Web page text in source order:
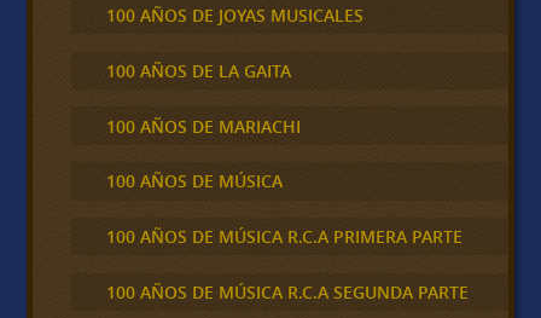
100 AÑOS DE JOYAS MUSICALES
100 AÑOS DE LA GAITA
100 AÑOS DE MARIACHI
100 AÑOS DE MÚSICA
100 AÑOS DE MÚSICA R.C.A PRIMERA PARTE
100 AÑOS DE MÚSICA R.C.A SEGUNDA PARTE